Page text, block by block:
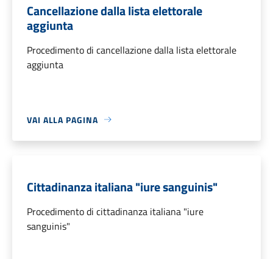
Cancellazione dalla lista elettorale
aggiunta
Procedimento di cancellazione dalla lista elettorale
aggiunta
VAI ALLA PAGINA
Cittadinanza italiana "iure sanguinis"
Procedimento di cittadinanza italiana "iure
sanguinis"